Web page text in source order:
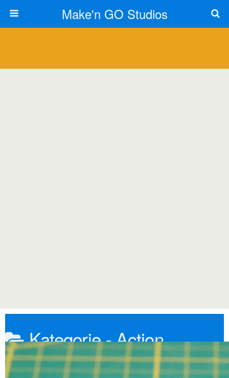
Make'n GO Studios
Kategorie -Action
Camcorder